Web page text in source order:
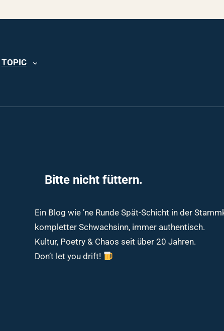
TOPIC
Bitte nicht füttern.
Ein Blog wie ’ne Runde Spät-Schicht in der
kompletter Schwachsinn, immer authentisch.
Kultur, Poetry & Chaos seit über 20 Jahren.
Don’t let you drift!